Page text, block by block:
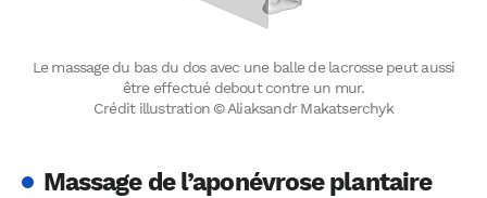
Le massage du bas du dos avec une balle de lacrosse peut aussi
être effectué debout contre un mur.
Crédit illustration © Aliaksandr Makatserchyk
Massage de l’aponévrose plantaire